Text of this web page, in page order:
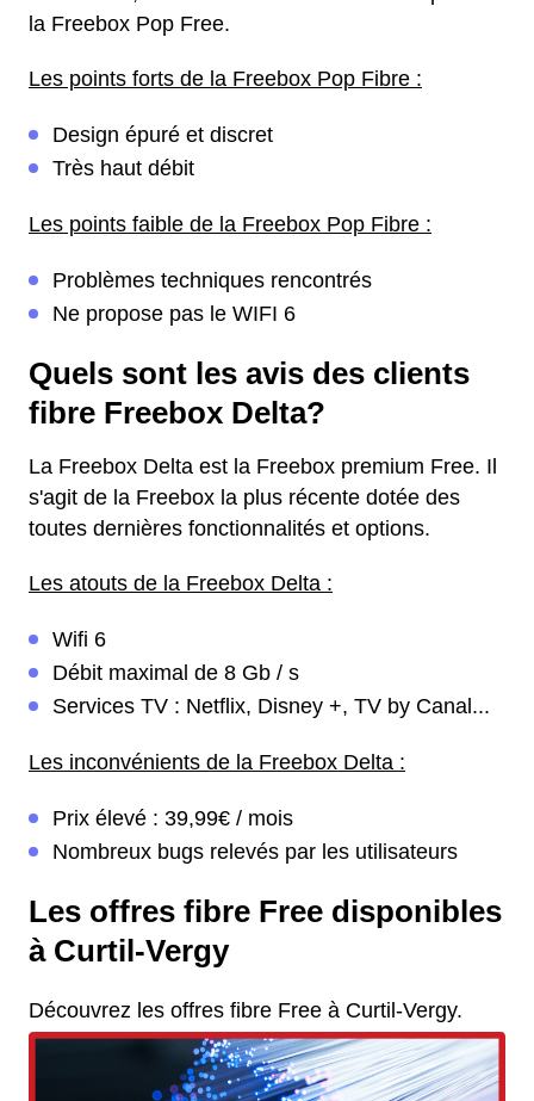
la Freebox Pop Free.
Les points forts de la Freebox Pop Fibre :
Design épuré et discret
Très haut débit
Les points faible de la Freebox Pop Fibre :
Problèmes techniques rencontrés
Ne propose pas le WIFI 6
Quels sont les avis des clients
fibre Freebox Delta?
La Freebox Delta est la Freebox premium Free. Il
s'agit de la Freebox la plus récente dotée des
toutes dernières fonctionnalités et options.
Les atouts de la Freebox Delta :
Wifi 6
Débit maximal de 8 Gb / s
Services TV : Netflix, Disney +, TV by Canal...
Les inconvénients de la Freebox Delta :
Prix élevé : 39,99€ / mois
Nombreux bugs relevés par les utilisateurs
Les offres fibre Free disponibles
à Curtil-Vergy
Découvrez les offres fibre Free à Curtil-Vergy.